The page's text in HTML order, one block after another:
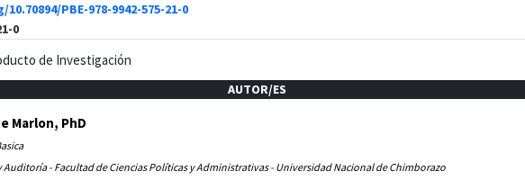
PBE-978-9942-575-21-0
0
de Investigación
AUTOR/ES
Marlon, PhD
Auditoría - Facultad de Ciencias Políticas y Administrativas - Universidad Nacional de Chimborazo